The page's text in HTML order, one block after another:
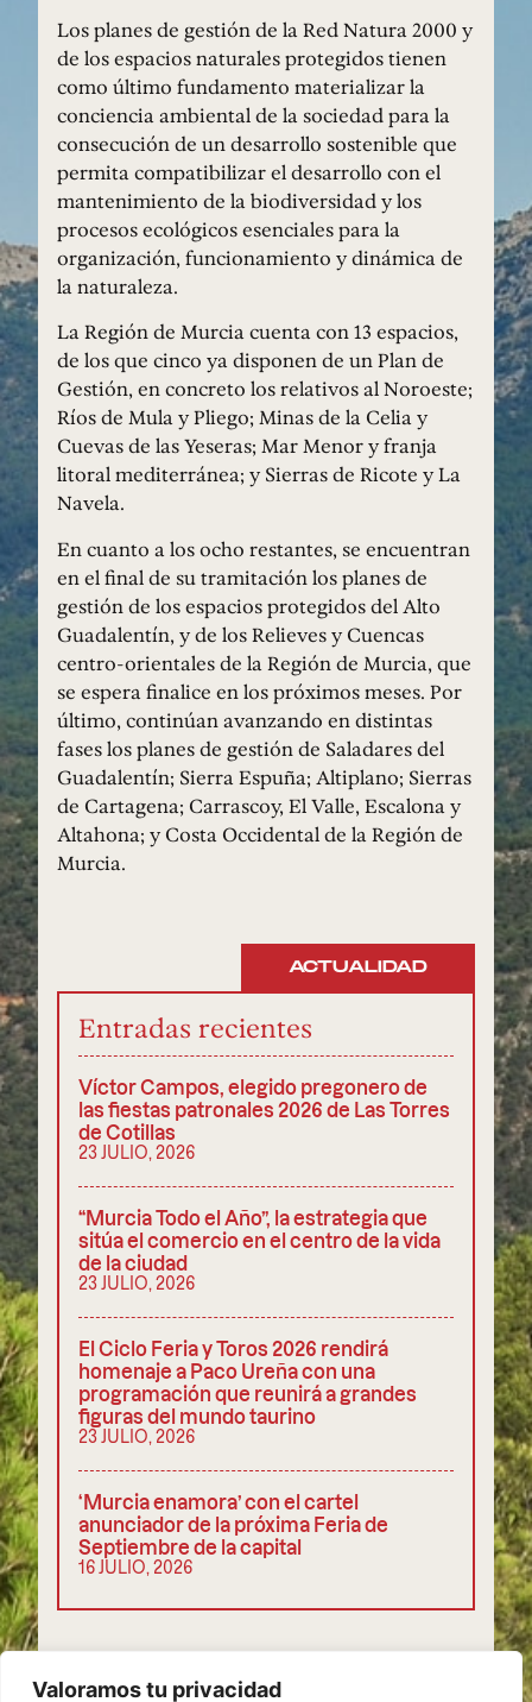
Valoramos tu privacidad
COMPARTIR
Los planes de gestión de la Red Natura 2000 y
de los espacios naturales protegidos tienen
como último fundamento materializar la
conciencia ambiental de la sociedad para la
consecución de un desarrollo sostenible que
permita compatibilizar el desarrollo con el
mantenimiento de la biodiversidad y los
procesos ecológicos esenciales para la
organización, funcionamiento y dinámica de
la naturaleza.
La Región de Murcia cuenta con 13 espacios,
de los que cinco ya disponen de un Plan de
Gestión, en concreto los relativos al Noroeste;
Ríos de Mula y Pliego; Minas de la Celia y
Cuevas de las Yeseras; Mar Menor y franja
litoral mediterránea; y Sierras de Ricote y La
Navela.
En cuanto a los ocho restantes, se encuentran
en el final de su tramitación los planes de
gestión de los espacios protegidos del Alto
Guadalentín, y de los Relieves y Cuencas
centro-orientales de la Región de Murcia, que
se espera finalice en los próximos meses. Por
último, continúan avanzando en distintas
fases los planes de gestión de Saladares del
Guadalentín; Sierra Espuña; Altiplano; Sierras
de Cartagena; Carrascoy, El Valle, Escalona y
Altahona; y Costa Occidental de la Región de
Murcia.
ACTUALIDAD
Entradas recientes
Víctor Campos, elegido pregonero de
las fiestas patronales 2026 de Las Torres
de Cotillas
23 JULIO, 2026
“Murcia Todo el Año”, la estrategia que
sitúa el comercio en el centro de la vida
de la ciudad
23 JULIO, 2026
El Ciclo Feria y Toros 2026 rendirá
homenaje a Paco Ureña con una
programación que reunirá a grandes
figuras del mundo taurino
23 JULIO, 2026
‘Murcia enamora’ con el cartel
anunciador de la próxima Feria de
Septiembre de la capital
16 JULIO, 2026